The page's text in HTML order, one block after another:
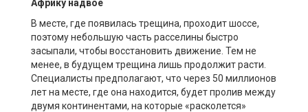
Африку надвое
В месте, где появилась трещина, проходит шоссе,
поэтому небольшую часть расселины быстро
засыпали, чтобы восстановить движение. Тем не
менее, в будущем трещина лишь продолжит расти.
Специалисты предполагают, что через 50 миллионов
лет на месте, где она находится, будет пролив между
двумя континентами, на которые «расколется»